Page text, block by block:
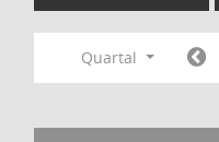
Quartal